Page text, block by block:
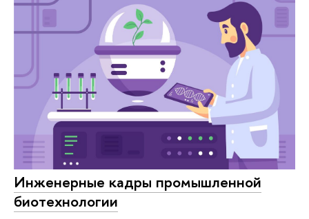
Инженерные кадры промышленной
биотехнологии